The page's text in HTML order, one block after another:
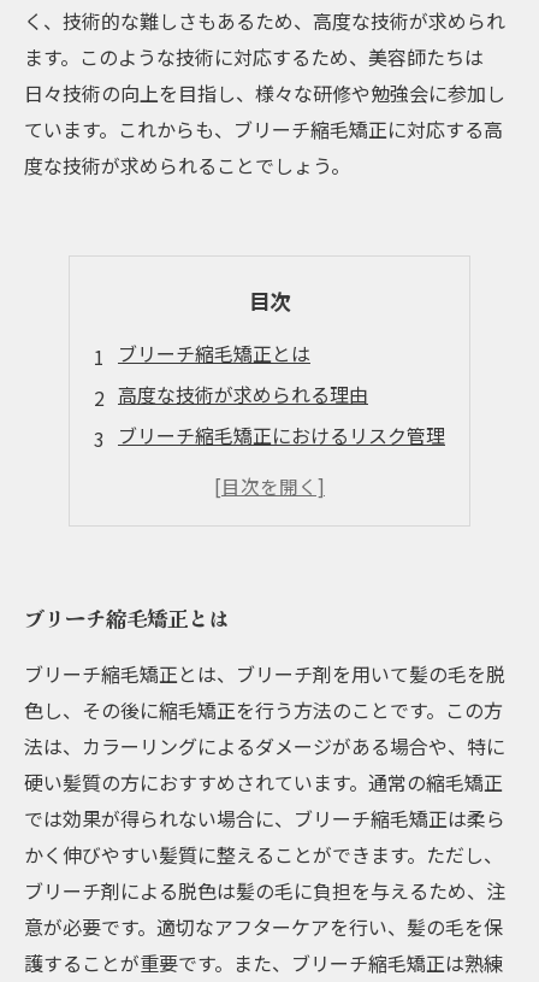
く、技術的な難しさもあるため、高度な技術が求められ
ます。このような技術に対応するため、美容師たちは
日々技術の向上を目指し、様々な研修や勉強会に参加し
ています。これからも、ブリーチ縮毛矯正に対応する高
度な技術が求められることでしょう。
目次
ブリーチ縮毛矯正とは
高度な技術が求められる理由
ブリーチ縮毛矯正におけるリスク管理
施術前のカウンセリングの重要性
ブリーチ縮毛矯正とは
ブリーチ縮毛矯正とは、ブリーチ剤を用いて髪の毛を脱
色し、その後に縮毛矯正を行う方法のことです。この方
法は、カラーリングによるダメージがある場合や、特に
硬い髪質の方におすすめされています。通常の縮毛矯正
では効果が得られない場合に、ブリーチ縮毛矯正は柔ら
かく伸びやすい髪質に整えることができます。ただし、
ブリーチ剤による脱色は髪の毛に負担を与えるため、注
意が必要です。適切なアフターケアを行い、髪の毛を保
護することが重要です。また、ブリーチ縮毛矯正は熟練